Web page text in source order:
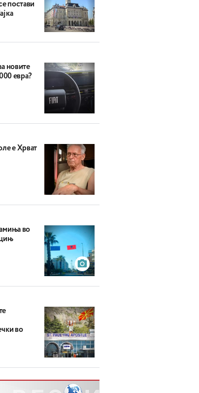
постави
новите
евра?
е Хрват
во
во